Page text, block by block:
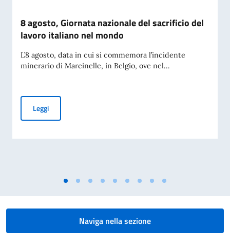
8 agosto, Giornata nazionale del sacrificio del
lavoro italiano nel mondo
L’8 agosto, data in cui si commemora l’incidente
minerario di Marcinelle, in Belgio, ove nel...
Leggi8 agosto, Giornata nazionale del sacrificio del lavoro
Naviga nella sezione